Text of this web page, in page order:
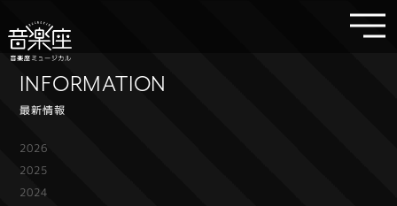
INFORMATION
最新情報
2026
2025
2024